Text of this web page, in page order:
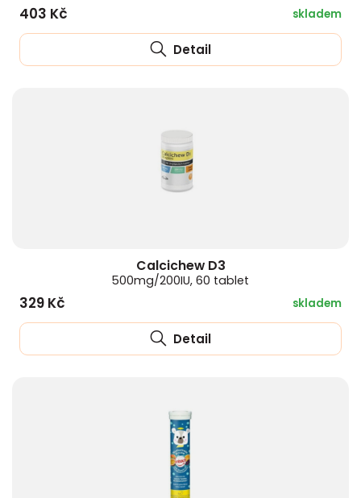
403 Kč skladem
Detail
Calcichew D3
500mg/200IU, 60 tablet
329 Kč skladem
Detail